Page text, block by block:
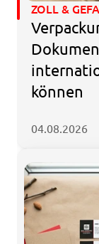
ZOLL &
können
04.08.2026